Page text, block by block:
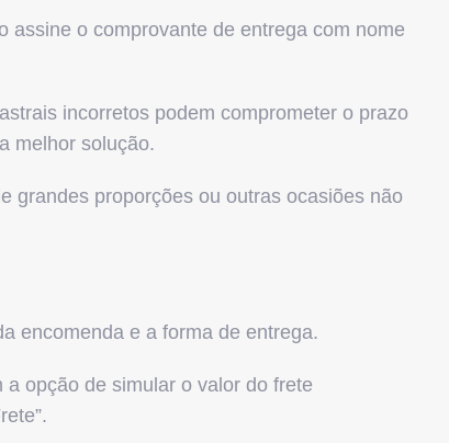
assine o comprovante de entrega com nome
incorretos podem comprometer o prazo
melhor solução.
grandes proporções ou outras ocasiões não
encomenda e a forma de entrega.
opção de simular o valor do frete
Frete”.